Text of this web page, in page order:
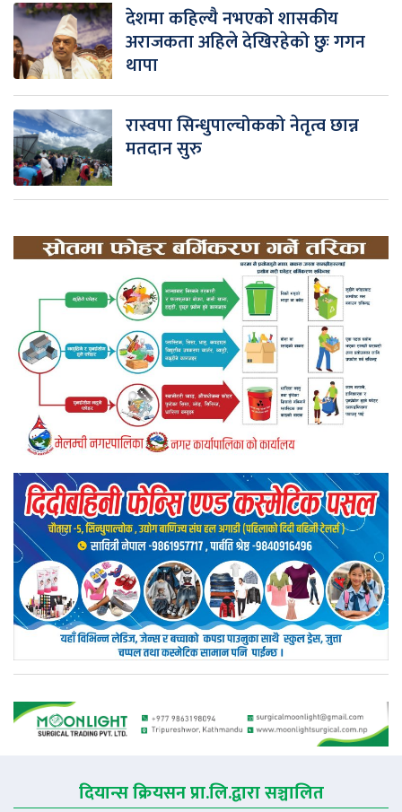
देशमा कहिल्यै नभएको शासकीय
अराजकता अहिले देखिरहेको छुः गगन
थापा
रास्वपा सिन्धुपाल्चोकको नेतृत्व छान्न
मतदान सुरु
दियान्स क्रियसन प्रा.लि.द्वारा सञ्चालित